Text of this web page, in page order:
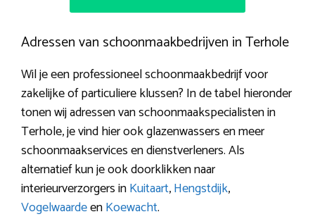
Adressen van schoonmaakbedrijven in Terhole
Wil je een professioneel schoonmaakbedrijf voor
zakelijke of particuliere klussen? In de tabel hieronder
tonen wij adressen van schoonmaakspecialisten in
Terhole, je vind hier ook glazenwassers en meer
schoonmaakservices en dienstverleners. Als
alternatief kun je ook doorklikken naar
interieurverzorgers inKuitaart,Hengstdijk,
VogelwaardeenKoewacht.